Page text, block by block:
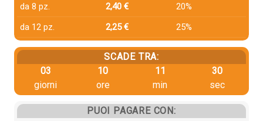
da 8 pz.
2,40 €
20%
da 12 pz.
2,25 € 25%
SCADE TRA:
03
giorni
10
ore
11
min
29
sec
PUOI PAGARE CON: